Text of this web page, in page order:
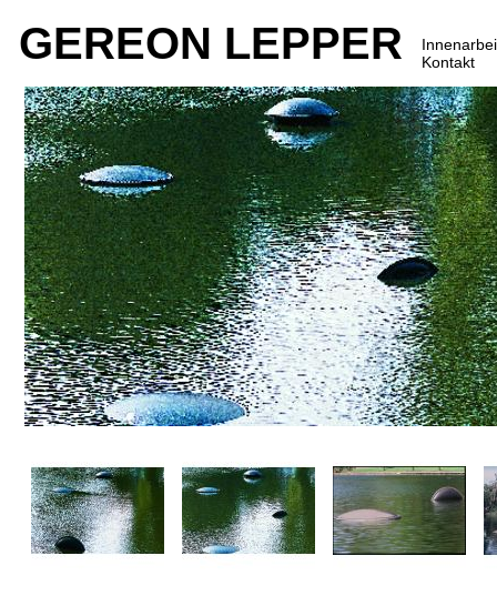
GEREON LEPPER
Kontakt